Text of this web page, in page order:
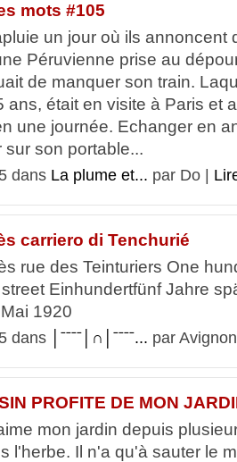
mots #105
un jour où ils annoncent
Péruvienne prise au
de manquer son train.
ans, était en visite à Paris et
une journée. Echanger en
sur son portable...
dans La plume et... par Do |
carriero di Tenchurié
rue des Teinturiers One
Einhundertfünf Jahre
1920
dans │ˉˉˉˉ│∩│ˉˉˉˉ... par
PROFITE DE MON
mon jardin depuis
l'herbe. Il n'a qu'à sauter le